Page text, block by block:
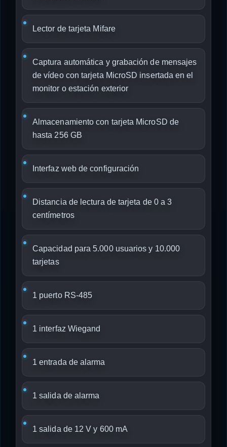
Lector de tarjeta Mifare
Captura automática y grabación de mensajes
de vídeo con tarjeta MicroSD insertada en el
monitor o estación exterior
Almacenamiento con tarjeta MicroSD de
hasta 256 GB
Interfaz web de configuración
Distancia de lectura de tarjeta de 0 a 3
centímetros
Capacidad para 5.000 usuarios y 10.000
tarjetas
1 puerto RS-485
1 interfaz Wiegand
1 entrada de alarma
1 salida de alarma
1 salida de 12 V y 600 mA